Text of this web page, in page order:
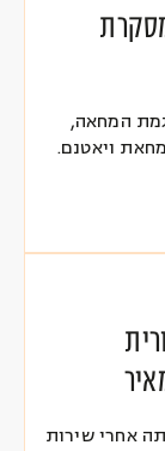
המחאה,
ויאטנם.
אחרי שירות